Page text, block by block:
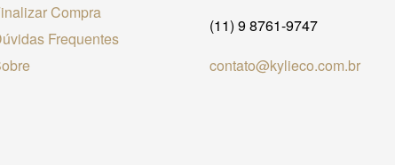
Compra
Frequentes
(11) 9 8761-9747
contato@kylieco.com.br